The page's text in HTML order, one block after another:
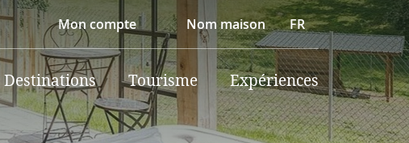
Mon compte Nom maison FR
Destinations Tourisme Expériences